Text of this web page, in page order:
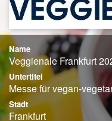
Name
Veggienale Frankfurt
Untertitel
Messe für vegan-
Stadt
Frankfurt